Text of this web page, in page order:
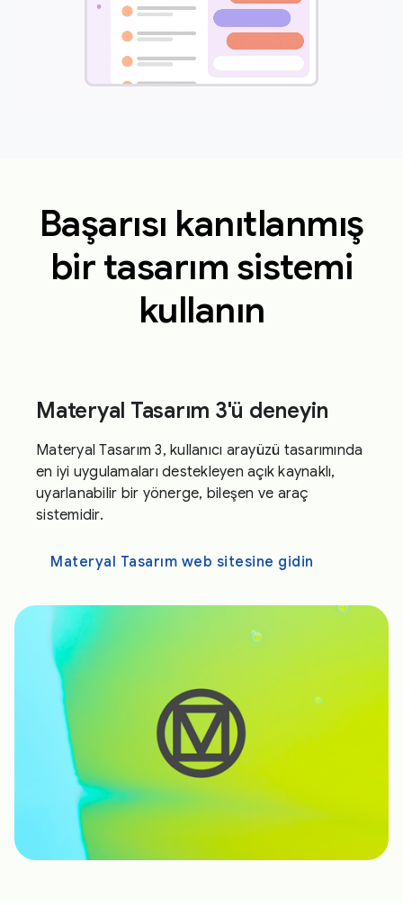
Başarısı kanıtlanmış
bir tasarım sistemi
kullanın
Materyal Tasarım 3'ü deneyin
Materyal Tasarım 3, kullanıcı arayüzü tasarımında
en iyi uygulamaları destekleyen açık kaynaklı,
uyarlanabilir bir yönerge, bileşen ve araç
sistemidir.
Materyal Tasarım web sitesine gidin